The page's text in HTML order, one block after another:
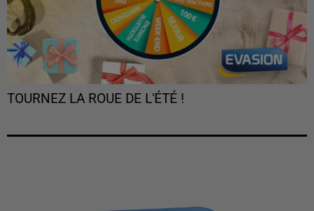
TOURNEZ LA ROUE DE L'ÉTÉ !